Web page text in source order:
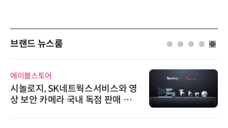
브랜드 뉴스룸
에이블스토어
시놀로지, SK네트웍스서비스와 영
상 보안 카메라 국내 독점 판매 파